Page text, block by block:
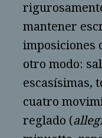
mantener
imposiciones
otro modo:
escasísimas,
cuatro
reglado (